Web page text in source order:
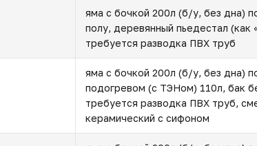
яма с бочкой 200л (б/у, без дна)
полу, деревянный пьедестал (как
требуется разводка ПВХ труб
яма с бочкой 200л (б/у, без дна)
подогревом (с ТЭНом) 110л, бак
требуется разводка ПВХ труб,
керамический с сифоном